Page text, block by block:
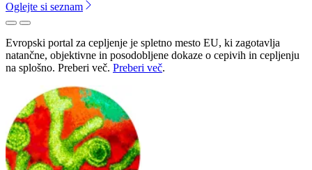
Oglejte si seznam
Predhodna
Naslednja
Evropski portal za cepljenje je spletno mesto EU, ki zagotavlja
natančne, objektivne in posodobljene dokaze o cepivih in cepljenju
na splošno. Preberi več. Preberi več.